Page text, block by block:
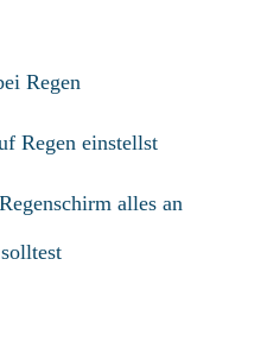
Regen
Regen einstellst
alles an